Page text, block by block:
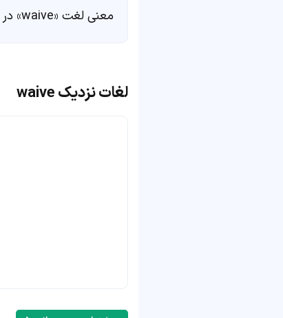
معنی لغت «waive» در
لغات نزدیک waive